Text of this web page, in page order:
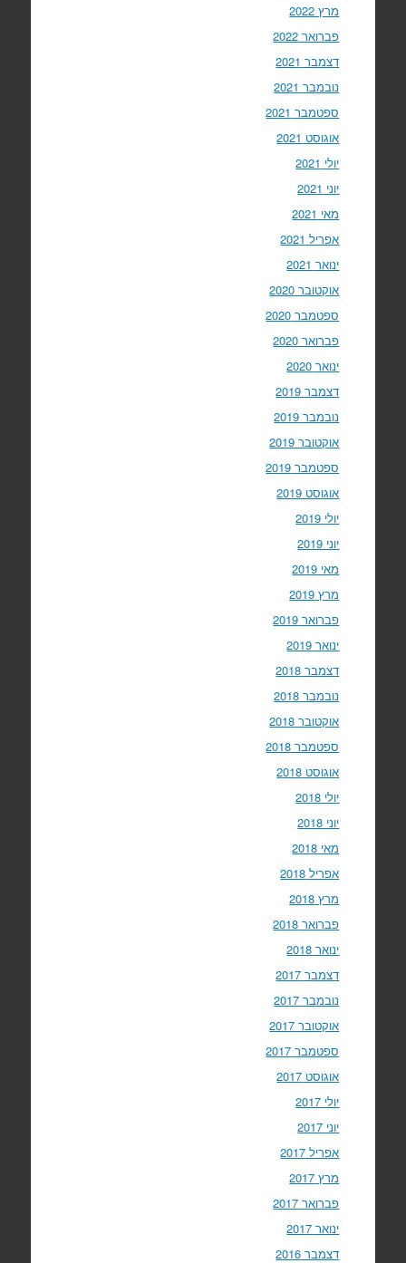
מרץ 2022
פברואר 2022
דצמבר 2021
נובמבר 2021
ספטמבר 2021
אוגוסט 2021
יולי 2021
יוני 2021
מאי 2021
אפריל 2021
ינואר 2021
אוקטובר 2020
ספטמבר 2020
פברואר 2020
ינואר 2020
דצמבר 2019
נובמבר 2019
אוקטובר 2019
ספטמבר 2019
אוגוסט 2019
יולי 2019
יוני 2019
מאי 2019
מרץ 2019
פברואר 2019
ינואר 2019
דצמבר 2018
נובמבר 2018
אוקטובר 2018
ספטמבר 2018
אוגוסט 2018
יולי 2018
יוני 2018
מאי 2018
אפריל 2018
מרץ 2018
פברואר 2018
ינואר 2018
דצמבר 2017
נובמבר 2017
אוקטובר 2017
ספטמבר 2017
אוגוסט 2017
יולי 2017
יוני 2017
אפריל 2017
מרץ 2017
פברואר 2017
ינואר 2017
דצמבר 2016